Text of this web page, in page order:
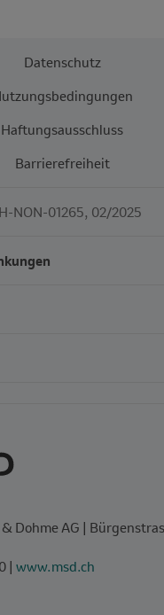
Datenschutz
Haftungsausschluss
Barrierefreiheit
NON-01265, 02/2025
Dohme AG |
| www.msd.ch